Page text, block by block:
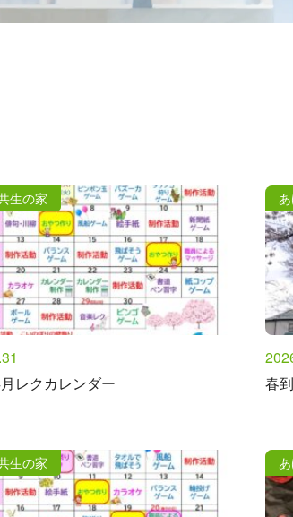
生の家
レクカレンダー
春
生の家